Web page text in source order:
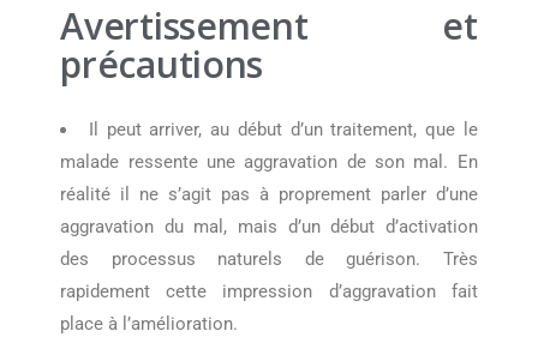
Avertissement et
précautions
Il peut arriver, au début d’un traitement, que le
malade ressente une aggravation de son mal. En
réalité il ne s’agit pas à proprement parler d’une
aggravation du mal, mais d’un début d’activation
des processus naturels de guérison. Très
rapidement cette impression d’aggravation fait
place à l’amélioration.